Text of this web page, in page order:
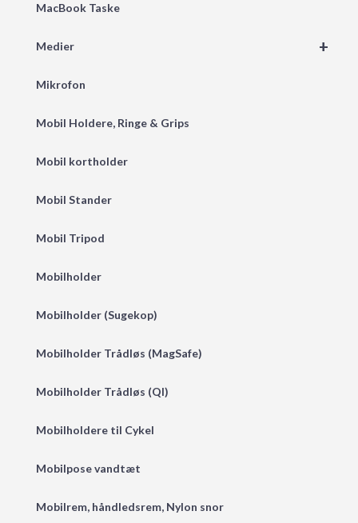
MacBook Taske
+
Medier
Mikrofon
Mobil Holdere, Ringe & Grips
Mobil kortholder
Mobil Stander
Mobil Tripod
Mobilholder
Mobilholder (Sugekop)
Mobilholder Trådløs (MagSafe)
Mobilholder Trådløs (QI)
Mobilholdere til Cykel
Mobilpose vandtæt
Mobilrem, håndledsrem, Nylon snor